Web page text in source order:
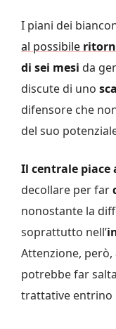
I piani dei
al possibile
di sei mesi da
discute di uno
difensore che
del suo
Il centrale piace
decollare per far
nonostante la
soprattutto nell’
Attenzione, però,
potrebbe far
trattative entrino